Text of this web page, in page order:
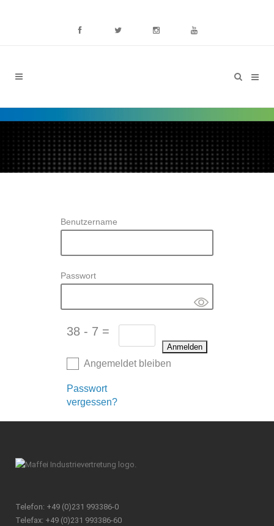
Benutzername
Passwort
38 - 7 =
Angemeldet bleiben
Passwort
vergessen?
Telefon: +49 (0)231 993386-0
Telefax: +49 (0)231 993386-60